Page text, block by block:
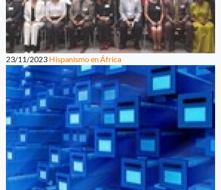
23/11/2023 Hispanismo en África